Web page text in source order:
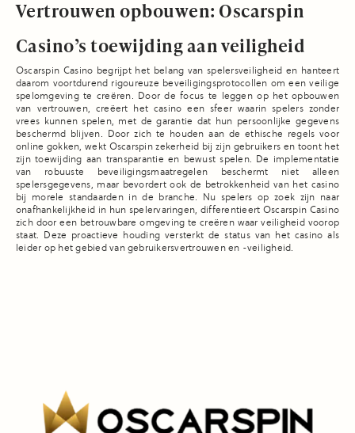
Vertrouwen opbouwen: Oscarspin
Casino’s toewijding aan veiligheid
Oscarspin Casino begrijpt het belang van spelersveiligheid en hanteert
daarom voortdurend rigoureuze beveiligingsprotocollen om een veilige
spelomgeving te creëren. Door de focus te leggen op het opbouwen
van vertrouwen, creëert het casino een sfeer waarin spelers zonder
vrees kunnen spelen, met de garantie dat hun persoonlijke gegevens
beschermd blijven. Door zich te houden aan de ethische regels voor
online gokken, wekt Oscarspin zekerheid bij zijn gebruikers en toont het
zijn toewijding aan transparantie en bewust spelen. De implementatie
van robuuste beveiligingsmaatregelen beschermt niet alleen
spelersgegevens, maar bevordert ook de betrokkenheid van het casino
bij morele standaarden in de branche. Nu spelers op zoek zijn naar
onafhankelijkheid in hun spelervaringen, differentieert Oscarspin Casino
zich door een betrouwbare omgeving te creëren waar veiligheid voorop
staat. Deze proactieve houding versterkt de status van het casino als
leider op het gebied van gebruikersvertrouwen en -veiligheid.